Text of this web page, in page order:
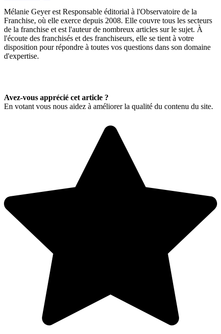
Mélanie Geyer est Responsable éditorial à l'Observatoire de la
Franchise, où elle exerce depuis 2008. Elle couvre tous les secteurs
de la franchise et est l'auteur de nombreux articles sur le sujet. À
l'écoute des franchisés et des franchiseurs, elle se tient à votre
disposition pour répondre à toutes vos questions dans son domaine
d'expertise.
Avez-vous apprécié cet article ?
En votant vous nous aidez à améliorer la qualité du contenu du site.